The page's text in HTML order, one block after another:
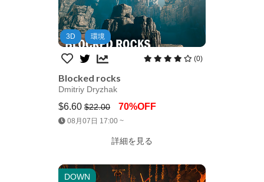
3D 環境
(0)
Blocked rocks
Dmitriy Dryzhak
$6.60 $22.00 70%OFF
08月07日 17:00 ~
詳細を見る
DOWN
Jump AssetStore